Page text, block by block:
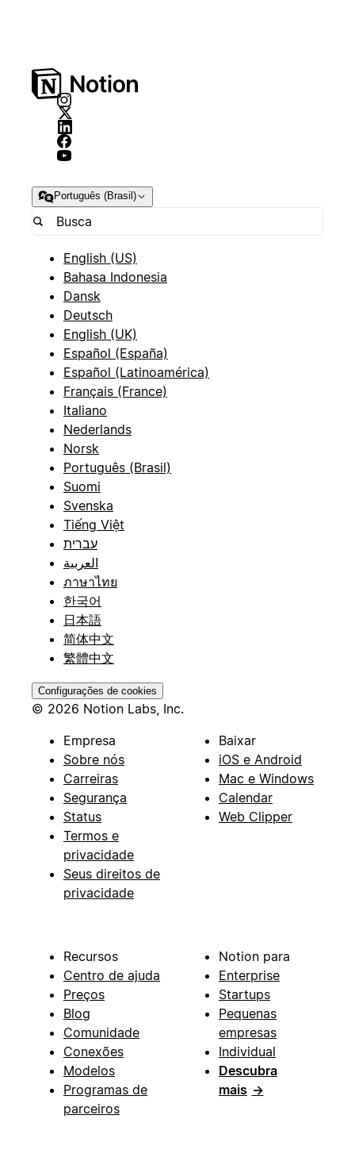
Português (Brasil)
English (US)
Bahasa Indonesia
Dansk
Deutsch
English (UK)
Español (España)
Español (Latinoamérica)
Français (France)
Italiano
Nederlands
Norsk
Português (Brasil)
Suomi
Svenska
Tiếng Việt
עברית
العربية
ภาษาไทย
한국어
日本語
简体中文
繁體中文
Configurações de cookies
© 2026 Notion Labs, Inc.
Empresa
Sobre nós
Carreiras
Segurança
Status
Termos e
privacidade
Seus direitos de
privacidade
Baixar
iOS e Android
Mac e Windows
Calendar
Web Clipper
Recursos
Centro de ajuda
Preços
Blog
Comunidade
Conexões
Modelos
Programas de
parceiros
Notion para
Enterprise
Startups
Pequenas
empresas
Individual
Descubra
mais →